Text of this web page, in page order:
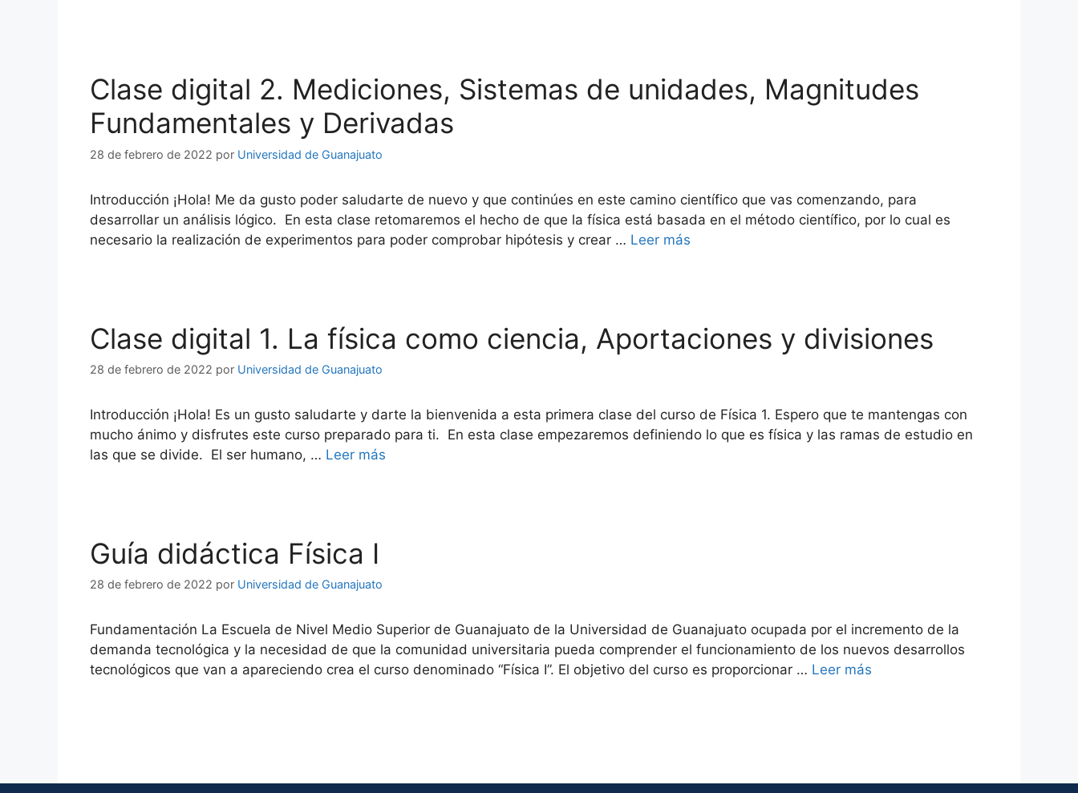
Clase digital 2. Mediciones, Sistemas de unidades, Magnitudes
Fundamentales y Derivadas
28 de febrero de 2022 por Universidad de Guanajuato
Introducción ¡Hola! Me da gusto poder saludarte de nuevo y que continúes en este camino científico que vas comenzando, para
desarrollar un análisis lógico. En esta clase retomaremos el hecho de que la física está basada en el método científico, por lo cual es
necesario la realización de experimentos para poder comprobar hipótesis y crear … Leer más
Clase digital 1. La física como ciencia, Aportaciones y divisiones
28 de febrero de 2022 por Universidad de Guanajuato
Introducción ¡Hola! Es un gusto saludarte y darte la bienvenida a esta primera clase del curso de Física 1. Espero que te mantengas con
mucho ánimo y disfrutes este curso preparado para ti. En esta clase empezaremos definiendo lo que es física y las ramas de estudio en
las que se divide. El ser humano, … Leer más
Guía didáctica Física I
28 de febrero de 2022 por Universidad de Guanajuato
Fundamentación La Escuela de Nivel Medio Superior de Guanajuato de la Universidad de Guanajuato ocupada por el incremento de la
demanda tecnológica y la necesidad de que la comunidad universitaria pueda comprender el funcionamiento de los nuevos desarrollos
tecnológicos que van a apareciendo crea el curso denominado “Física I”. El objetivo del curso es proporcionar … Leer más